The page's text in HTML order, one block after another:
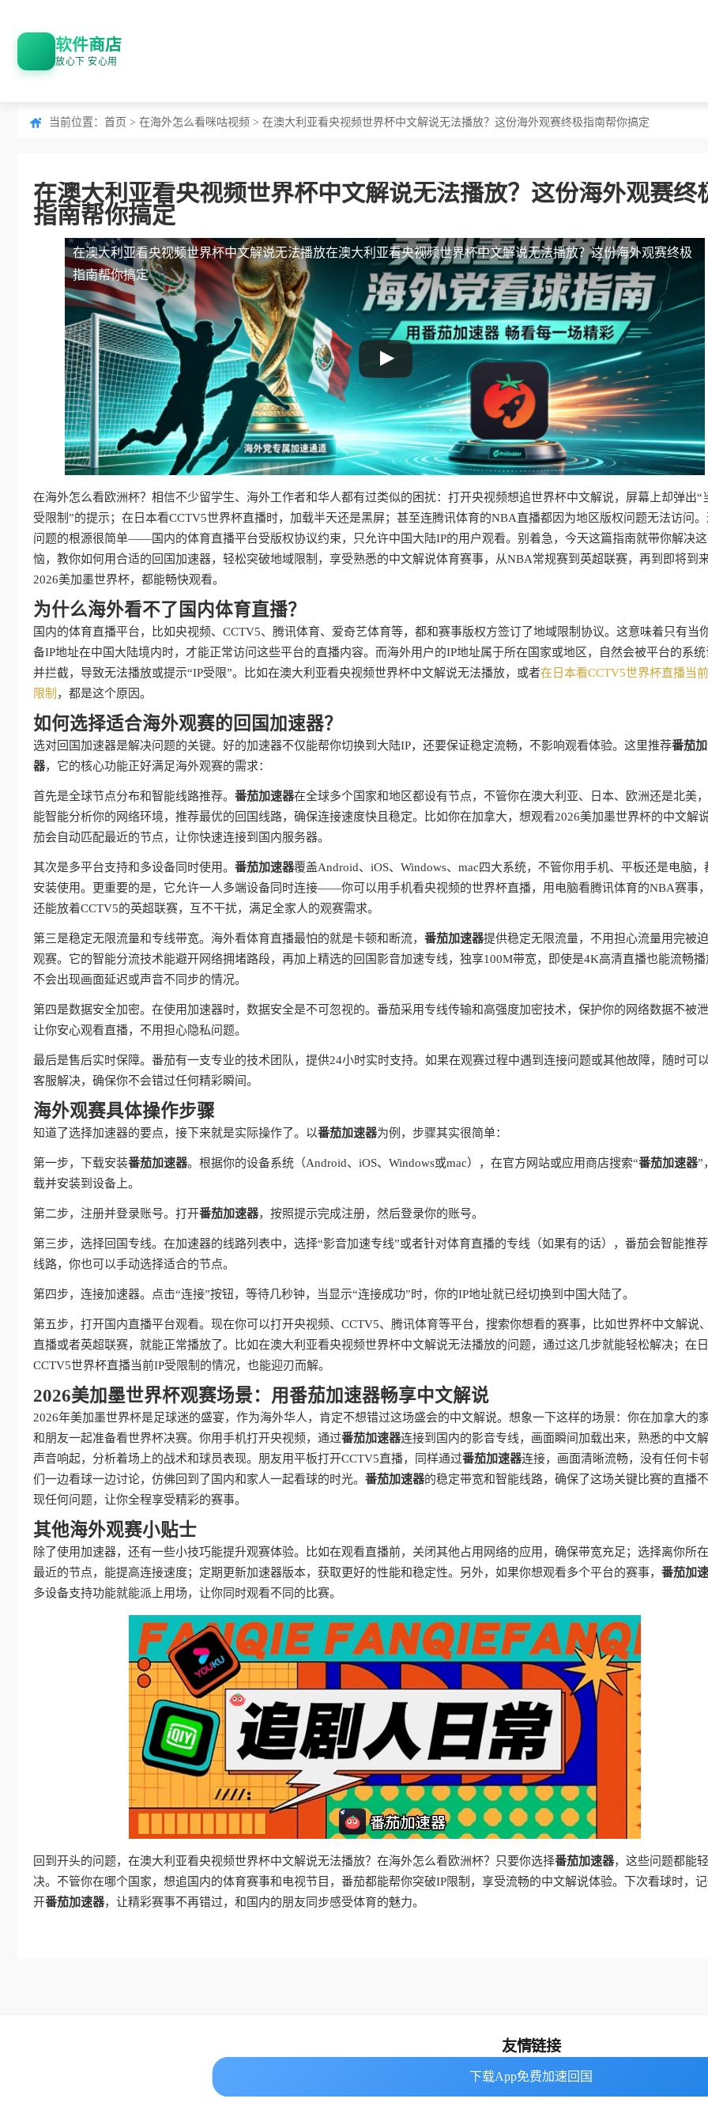
软件商店
放心下 安心用
当前位置： 首页 > 在海外怎么看咪咕视频 > 在澳大利亚看央视频世界杯中文解说无法播放？这份海外观赛终极指南帮你搞定
在澳大利亚看央视频世界杯中文解说无法播放？这份海外观赛终
指南帮你搞定
在澳大利亚看央视频世界杯中文解说无法播放在澳大利亚看央视频世界杯中文解说无法播放？这份海外观赛终极
指南帮你搞定
在海外怎么看欧洲杯？相信不少留学生、海外工作者和华人都有过类似的困扰：打开央视频想追世界杯中文解说，屏幕上却弹出“
受限制”的提示；在日本看CCTV5世界杯直播时，加载半天还是黑屏；甚至连腾讯体育的NBA直播都因为地区版权问题无法访问
问题的根源很简单——国内的体育直播平台受版权协议约束，只允许中国大陆IP的用户观看。别着急，今天这篇指南就带你解决
恼，教你如何用合适的回国加速器，轻松突破地域限制，享受熟悉的中文解说体育赛事，从NBA常规赛到英超联赛，再到即将到
2026美加墨世界杯，都能畅快观看。
为什么海外看不了国内体育直播？
国内的体育直播平台，比如央视频、CCTV5、腾讯体育、爱奇艺体育等，都和赛事版权方签订了地域限制协议。这意味着只有当
备IP地址在中国大陆境内时，才能正常访问这些平台的直播内容。而海外用户的IP地址属于所在国家或地区，自然会被平台的系统
并拦截，导致无法播放或提示“IP受限”。比如在澳大利亚看央视频世界杯中文解说无法播放，或者在日本看CCTV5世界杯直播当
限制 ，都是这个原因。
如何选择适合海外观赛的回国加速器？
选对回国加速器是解决问题的关键。好的加速器不仅能帮你切换到大陆IP，还要保证稳定流畅，不影响观看体验。这里推荐番茄
器，它的核心功能正好满足海外观赛的需求：
首先是全球节点分布和智能线路推荐。 番茄加速器在全球多个国家和地区都设有节点，不管你在澳大利亚、日本、欧洲还是北美
能智能分析你的网络环境，推荐最优的回国线路，确保连接速度快且稳定。比如你在加拿大，想观看2026美加墨世界杯的中文解
茄会自动匹配最近的节点，让你快速连接到国内服务器。
其次是多平台支持和多设备同时使用。 番茄加速器覆盖Android、iOS、Windows、mac四大系统，不管你用手机、平板还是电脑，
安装使用。更重要的是，它允许一人多端设备同时连接——你可以用手机看央视频的世界杯直播，用电脑看腾讯体育的NBA赛事
还能放着CCTV5的英超联赛，互不干扰，满足全家人的观赛需求。
第三是稳定无限流量和专线带宽。海外看体育直播最怕的就是卡顿和断流， 番茄加速器提供稳定无限流量，不用担心流量用完被
观赛。它的智能分流技术能避开网络拥堵路段，再加上精选的回国影音加速专线，独享100M带宽，即使是4K高清直播也能流畅播
不会出现画面延迟或声音不同步的情况。
第四是数据安全加密。在使用加速器时，数据安全是不可忽视的。番茄采用专线传输和高强度加密技术，保护你的网络数据不被泄
让你安心观看直播，不用担心隐私问题。
最后是售后实时保障。番茄有一支专业的技术团队，提供24小时实时支持。如果在观赛过程中遇到连接问题或其他故障，随时可
客服解决，确保你不会错过任何精彩瞬间。
海外观赛具体操作步骤
知道了选择加速器的要点，接下来就是实际操作了。以番茄加速器为例，步骤其实很简单：
第一步，下载安装番茄加速器。根据你的设备系统（Android、iOS、Windows或mac），在官方网站或应用商店搜索“番茄加速器”
载并安装到设备上。
第二步，注册并登录账号。打开番茄加速器，按照提示完成注册，然后登录你的账号。
第三步，选择回国专线。在加速器的线路列表中，选择“影音加速专线”或者针对体育直播的专线（如果有的话），番茄会智能推
线路，你也可以手动选择适合的节点。
第四步，连接加速器。点击“连接”按钮，等待几秒钟，当显示“连接成功”时，你的IP地址就已经切换到中国大陆了。
第五步，打开国内直播平台观看。现在你可以打开央视频、CCTV5、腾讯体育等平台，搜索你想看的赛事，比如世界杯中文解说
直播或者英超联赛，就能正常播放了。比如在澳大利亚看央视频世界杯中文解说无法播放的问题，通过这几步就能轻松解决；在
CCTV5世界杯直播当前IP受限制的情况，也能迎刃而解。
2026美加墨世界杯观赛场景：用番茄加速器畅享中文解说
2026年美加墨世界杯是足球迷的盛宴，作为海外华人，肯定不想错过这场盛会的中文解说。想象一下这样的场景：你在加拿大的家
和朋友一起准备看世界杯决赛。你用手机打开央视频，通过番茄加速器连接到国内的影音专线，画面瞬间加载出来，熟悉的中文
声音响起，分析着场上的战术和球员表现。朋友用平板打开CCTV5直播，同样通过番茄加速器连接，画面清晰流畅，没有任何卡
们一边看球一边讨论，仿佛回到了国内和家人一起看球的时光。 番茄加速器的稳定带宽和智能线路，确保了这场关键比赛的直播
现任何问题，让你全程享受精彩的赛事。
其他海外观赛小贴士
除了使用加速器，还有一些小技巧能提升观赛体验。比如在观看直播前，关闭其他占用网络的应用，确保带宽充足；选择离你所
最近的节点，能提高连接速度；定期更新加速器版本，获取更好的性能和稳定性。另外，如果你想观看多个平台的赛事， 番茄加
多设备支持功能就能派上用场，让你同时观看不同的比赛。
回到开头的问题，在澳大利亚看央视频世界杯中文解说无法播放？在海外怎么看欧洲杯？只要你选择番茄加速器，这些问题都能
决。不管你在哪个国家，想追国内的体育赛事和电视节目，番茄都能帮你突破IP限制，享受流畅的中文解说体验。下次看球时，
开番茄加速器，让精彩赛事不再错过，和国内的朋友同步感受体育的魅力。
下载App免费加速回国
下载App免费加速回国
友情链接
番茄加速器